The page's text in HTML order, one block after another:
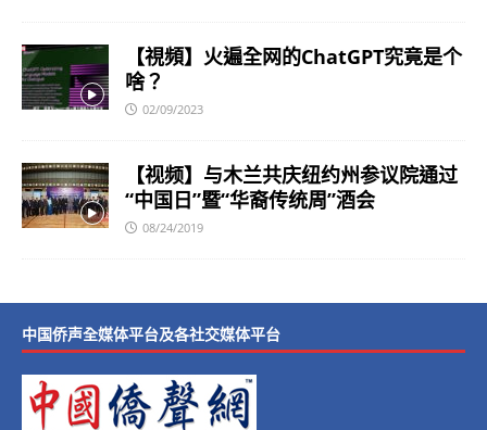
【視頻】火遍全网的ChatGPT究竟是个
啥？
02/09/2023
【视频】与木兰共庆纽约州参议院通过
“中国日”暨“华裔传统周”酒会
08/24/2019
中国侨声全媒体平台及各社交媒体平台